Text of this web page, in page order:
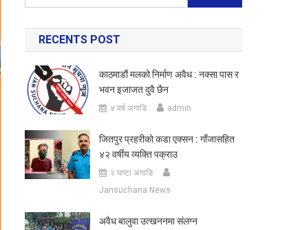
for:
RECENTS POST
काठमाडौं मलको निर्माण अवैध : नक्सा पास र
भवन इजाजत दुवै छैन
४ वर्ष अगाडि admin
जितपुर प्रहरीको कडा एक्सन : गाँजासहित
४२ वर्षीय व्यक्ति पक्राउ
२ घण्टा अगाडि
Jansuchana News
अवैध बालुवा उत्खननमा संलग्न